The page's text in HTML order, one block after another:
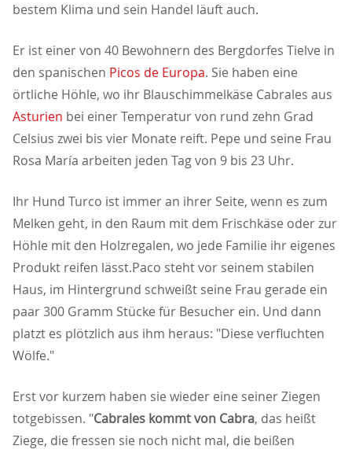
bestem Klima und sein Handel läuft auch.
Er ist einer von 40 Bewohnern des Bergdorfes Tielve in
den spanischen Picos de Europa. Sie haben eine
örtliche Höhle, wo ihr Blauschimmelkäse Cabrales aus
Asturien bei einer Temperatur von rund zehn Grad
Celsius zwei bis vier Monate reift. Pepe und seine Frau
Rosa María arbeiten jeden Tag von 9 bis 23 Uhr.
Ihr Hund Turco ist immer an ihrer Seite, wenn es zum
Melken geht, in den Raum mit dem Frischkäse oder zur
Höhle mit den Holzregalen, wo jede Familie ihr eigenes
Produkt reifen lässt.Paco steht vor seinem stabilen
Haus, im Hintergrund schweißt seine Frau gerade ein
paar 300 Gramm Stücke für Besucher ein. Und dann
platzt es plötzlich aus ihm heraus: "Diese verfluchten
Wölfe."
Erst vor kurzem haben sie wieder eine seiner Ziegen
totgebissen. "Cabrales kommt von Cabra, das heißt
Ziege, die fressen sie noch nicht mal, die beißen